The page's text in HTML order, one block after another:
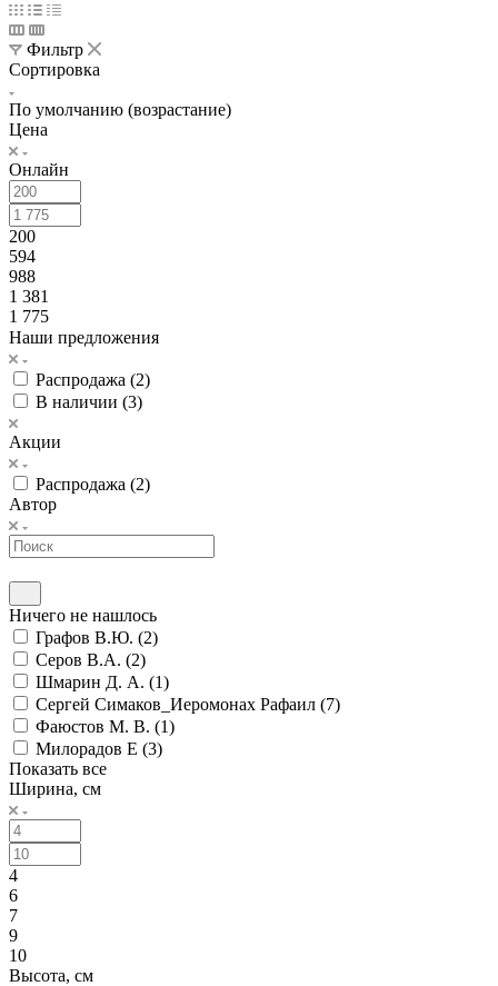
Фильтр
Сортировка
По умолчанию (возрастание)
Цена
Онлайн
200
594
988
1 381
1 775
Наши предложения
Распродажа (2)
В наличии (3)
Акции
Распродажа (2)
Автор
Ничего не нашлось
Графов В.Ю. (2)
Серов В.А. (2)
Шмарин Д. А. (1)
Сергей Симаков_Иеромонах Рафаил (7)
Фаюстов М. В. (1)
Милорадов Е (3)
Показать все
Ширина, см
4
6
7
9
10
Высота, см